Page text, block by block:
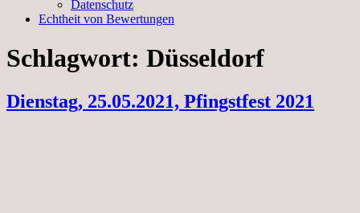
Datenschutz
Echtheit von Bewertungen
Schlagwort: Düsseldorf
Dienstag, 25.05.2021, Pfingstfest 2021